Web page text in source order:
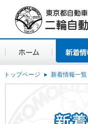
トップページ 新着情報一覧